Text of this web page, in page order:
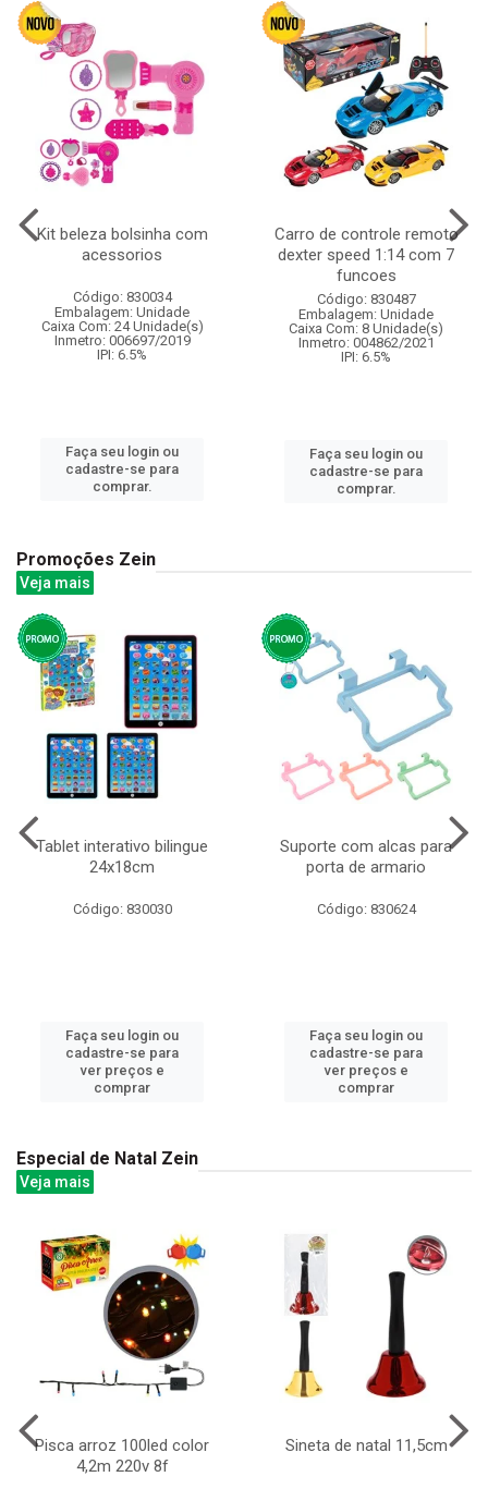
Kit beleza bolsinha com
acessorios
Código: 830034
Embalagem: Unidade
Caixa Com: 24 Unidade(s)
Inmetro: 006697/2019
IPI: 6.5%
Faça seu login ou
cadastre-se para
comprar.
Carro de controle remoto
dexter speed 1:14 com 7
funcoes
Código: 830487
Embalagem: Unidade
Caixa Com: 8 Unidade(s)
Inmetro: 004862/2021
IPI: 6.5%
Faça seu login ou
cadastre-se para
comprar.
Promoções Zein
Veja mais
Tablet interativo bilingue
24x18cm
Código: 830030
Faça seu login ou
cadastre-se para
ver preços e
comprar
Suporte com alcas para
porta de armario
Código: 830624
Faça seu login ou
cadastre-se para
ver preços e
comprar
Especial de Natal Zein
Veja mais
Pisca arroz 100led color
4,2m 220v 8f
Sineta de natal 11,5cm